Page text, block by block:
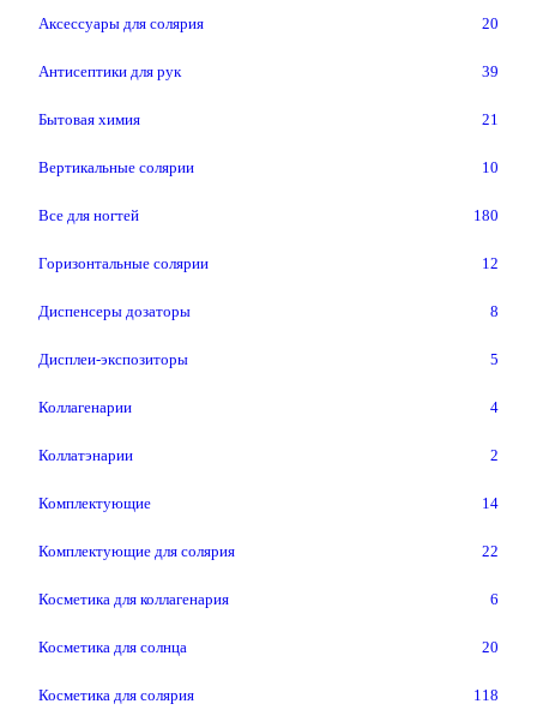
Аксессуары для солярия 20
Антисептики для рук 39
Бытовая химия 21
Вертикальные солярии 10
Все для ногтей 180
Горизонтальные солярии 12
Диспенсеры дозаторы 8
Дисплеи-экспозиторы 5
Коллагенарии 4
Коллатэнарии 2
Комплектующие 14
Комплектующие для солярия 22
Косметика для коллагенария 6
Косметика для солнца 20
Косметика для солярия 118